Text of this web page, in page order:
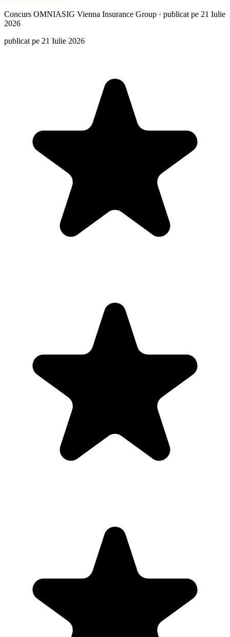
Concurs OMNIASIG Vienna Insurance Group · publicat pe 21 Iulie
2026
publicat pe 21 Iulie 2026